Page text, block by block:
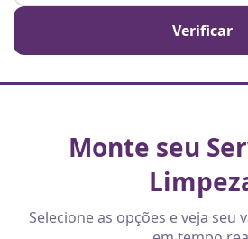
Verificar
Monte seu
Selecione as opções e veja seu